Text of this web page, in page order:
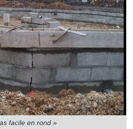
facile en rond »